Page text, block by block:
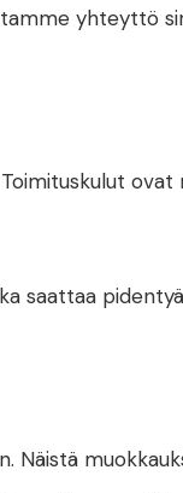
yhteyttö
ovat
saattaa